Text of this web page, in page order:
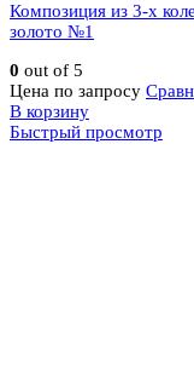
Композиция из 3-х
золото №1
0 out of 5
Цена по запросу
В корзину
Быстрый просмотр